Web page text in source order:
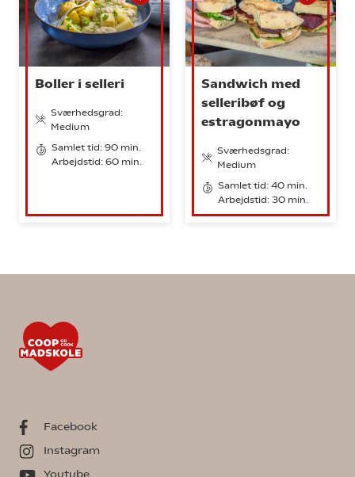
Boller i selleri
Sværhedsgrad:
Medium
Samlet tid: 90 min.
Arbejdstid: 60 min.
Sandwich med
selleribøf og
estragonmayo
Sværhedsgrad:
Medium
Samlet tid: 40 min.
Arbejdstid: 30 min.
Facebook
Instagram
Youtube